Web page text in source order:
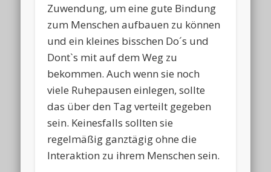
Zuwendung, um eine gute Bindung
zum Menschen aufbauen zu können
und ein kleines bisschen Do´s und
Dont`s mit auf dem Weg zu
bekommen. Auch wenn sie noch
viele Ruhepausen einlegen, sollte
das über den Tag verteilt gegeben
sein. Keinesfalls sollten sie
regelmäßig ganztägig ohne die
Interaktion zu ihrem Menschen sein.